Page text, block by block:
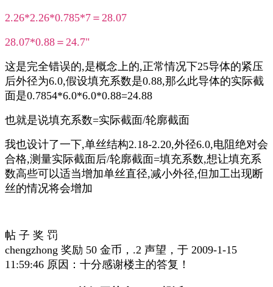
2.26*2.26*0.785*7＝28.07
28.07*0.88＝24.7"
这是完全错误的,是概念上的,正常情况下25导体的紧压
后外径为6.0,假设填充系数是0.88,那么此导体的实际截
面是0.7854*6.0*6.0*0.88=24.88
也就是说填充系数=实际截面/轮廓截面
我也设计了一下,单丝结构2.18-2.20,外径6.0,电阻绝对会
合格,测量实际截面后/轮廓截面=填充系数,想让填充系
数高些可以适当增加单丝直径,减小外径,但加工出现断
丝的情况将会增加
帖 子 奖 罚
chengzhong 奖励 50 金币，.2 声望，于 2009-1-15
11:59:46 原因：十分感谢楼主的答复！